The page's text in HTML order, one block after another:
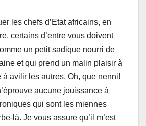
les chefs d’Etat africains, en
certains d’entre vous doivent
un petit sadique nourri de
et qui prend un malin plaisir à
à avilir les autres. Oh, que nenni!
aucune jouissance à
qui sont les miennes
là. Je vous assure qu’il m’est